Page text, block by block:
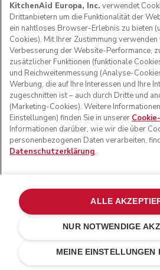
100 % sichere Zahlung
Sichern Sie sich 5 %
Sie sich für unsere
Angebote
Informationen finden Sie in unserer
Your email address
Vorname
Nachname
Ich willige in die Verarbeitung
Daten ein, damit KitchenAid
KitchenAid Europa, Inc. verwendet
Drittanbietern um die Funktionalität der
ein nahtloses Browser-Erlebnis zu bieten
Cookies). Mit Ihrer Zustimmung
Verbesserung der Website-Performance,
zusätzlicher Funktionen (funktionale
und Reichweitenmessung (Analyse-
Werbung, die auf Ihre Interessen und Ihre
zugeschnitten ist – auch durch Dritte und
(Marketing-Cookies). Weitere
Einstellungen) finden Sie in unserer
Informationen darüber, wie wir die über
personenbezogenen Daten verarbeiten,
Datenschutzerklärung.
MEINE EINSTELLUNGEN
NUR NOTWENDIGE
ALLE